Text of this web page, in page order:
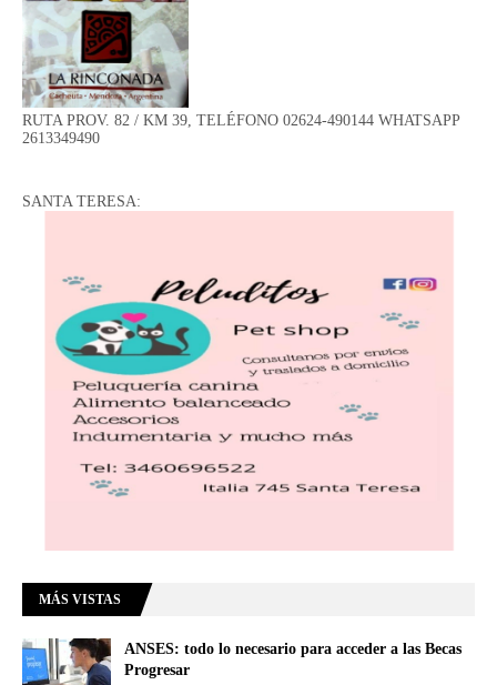
RUTA PROV. 82 / KM 39, TELÉFONO 02624-490144 WHATSAPP
2613349490
SANTA TERESA:
MÁS VISTAS
ANSES: todo lo necesario para acceder a las Becas
Progresar